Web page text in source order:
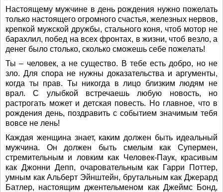
Настоящему мужчине в день рождения нужно пожелать
только настоящего огромного счастья, железных нервов,
крепкой мужской дружбы, стального коня, чтоб мотор не
барахлил, побед на всех фронтах, в жизни, чтоб везло, а
денег было столько, сколько сможешь себе пожелать!
Ты – человек, а не существо. В тебе есть добро, но не
зло. Для спора не нужны доказательства и аргументы,
когда ты прав. Ты никогда в лицо близким людям не
врал. С улыбкой встречаешь любую новость, но
растрогать может и детская повесть. Но главное, что в
рождения день, поздравить с событием значимым тебя
вовсе не лень!
Каждая женщина знает, каким должен быть идеальный
мужчина. Он должен быть смелым как Супермен,
стремительным и ловким как Человек-Паук, красивым
как Джонни Депп, очаровательным как Гарри Поттер,
умным как Альберт Эйнштейн, брутальным как Джерард
Батлер, настоящим джентельменом как Джеймс Бонд,